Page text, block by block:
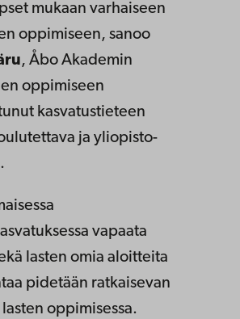
mukaan varhaiseen
oppimiseen, sanoo
, Åbo Akademin
oppimiseen
kasvatustieteen
ja yliopisto-
vapaata
lasten omia aloitteita
pidetään ratkaisevan
oppimisessa.